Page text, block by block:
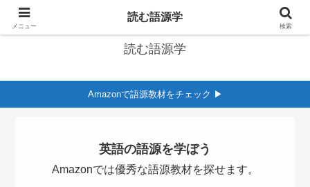
英語の語源学習サイト
読む語源学
Amazonで語源教材をチェック ▶︎
英語の語源を学ぼう
Amazonでは優秀な語源教材を探せます。
メニュー
読む語源学
検索